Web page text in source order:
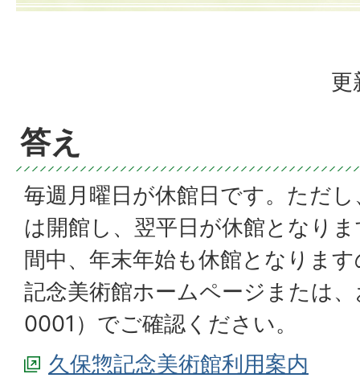
更
答え
毎週月曜日が休館日です。ただ
は開館し、翌平日が休館となり
間中、年末年始も休館となりま
記念美術館ホームページまたは
0001）でご確認ください。
久保惣記念美術館利用案内